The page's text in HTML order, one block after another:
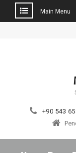
Main Menu
+90 543